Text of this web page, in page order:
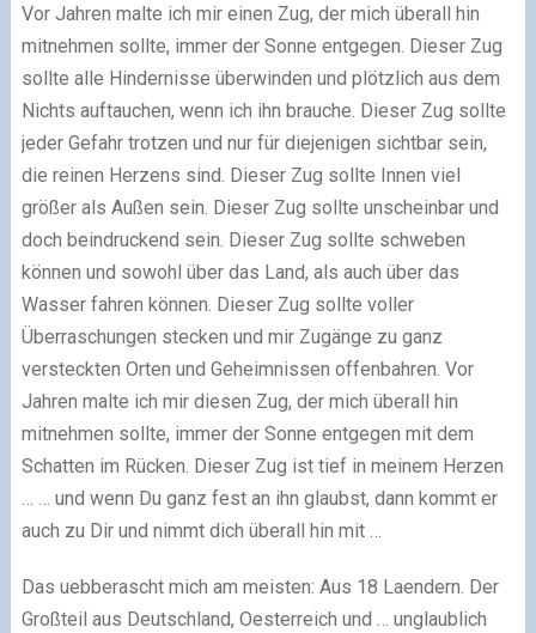
Vor Jahren malte ich mir einen Zug, der mich überall hin
mitnehmen sollte, immer der Sonne entgegen. Dieser Zug
sollte alle Hindernisse überwinden und plötzlich aus dem
Nichts auftauchen, wenn ich ihn brauche. Dieser Zug sollte
jeder Gefahr trotzen und nur für diejenigen sichtbar sein,
die reinen Herzens sind. Dieser Zug sollte Innen viel
größer als Außen sein. Dieser Zug sollte unscheinbar und
doch beindruckend sein. Dieser Zug sollte schweben
können und sowohl über das Land, als auch über das
Wasser fahren können. Dieser Zug sollte voller
Überraschungen stecken und mir Zugänge zu ganz
versteckten Orten und Geheimnissen offenbahren. Vor
Jahren malte ich mir diesen Zug, der mich überall hin
mitnehmen sollte, immer der Sonne entgegen mit dem
Schatten im Rücken. Dieser Zug ist tief in meinem Herzen
… … und wenn Du ganz fest an ihn glaubst, dann kommt er
auch zu Dir und nimmt dich überall hin mit …
Das uebberascht mich am meisten: Aus 18 Laendern. Der
Großteil aus Deutschland, Oesterreich und … unglaublich